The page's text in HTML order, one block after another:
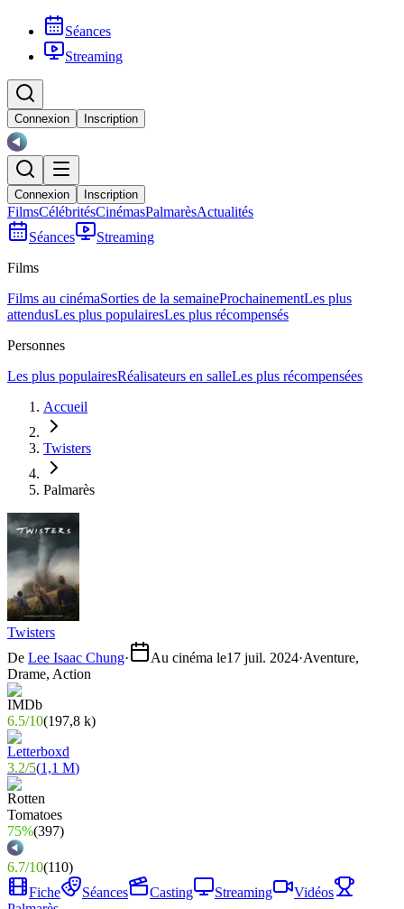
Séances
Streaming
Connexion Inscription
Connexion Inscription
FilmsCélébritésCinémasPalmarèsActualités
Séances
Streaming
Films
Films au cinémaSorties de la semaineProchainementLes plus
attendusLes plus populairesLes plus récompensés
Personnes
Les plus populairesRéalisateurs en salleLes plus récompensées
Accueil
Twisters
Palmarès
Twisters
De Lee Isaac Chung· Au cinéma le17 juil. 2024·Aventure,
Drame, Action
6.5/10(197,8 k)
3.2/5(1,1 M)
75%(397)
6.7/10(110)
Fiche
Séances Casting Streaming
Vidéos